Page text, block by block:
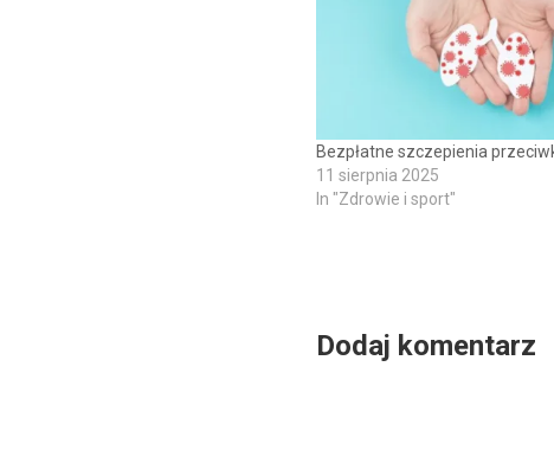
Bezpłatne szczepienia
11 sierpnia 2025
In "Zdrowie i sport"
Dodaj komentarz